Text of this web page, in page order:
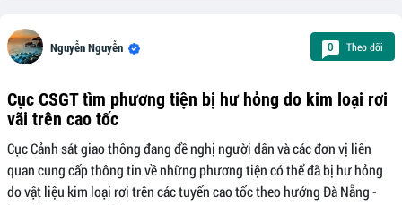
Nguyễn Nguyễn 0 Theo dõi
Cục CSGT tìm phương tiện bị hư hỏng do kim loại rơi
vãi trên cao tốc
Cục Cảnh sát giao thông đang đề nghị người dân và các đơn vị liên
quan cung cấp thông tin về những phương tiện có thể đã bị hư hỏng
do vật liệu kim loại rơi trên các tuyến cao tốc theo hướng Đà Nẵng -